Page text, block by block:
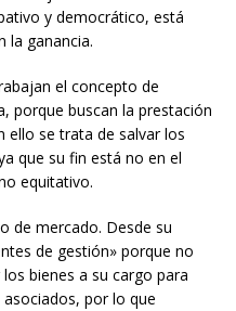
y democrático, está
la ganancia.
el concepto de
porque buscan la prestación
ello se trata de salvar los
que su fin está no en el
equitativo.
de mercado. Desde su
de gestión» porque no
bienes a su cargo para
por lo que